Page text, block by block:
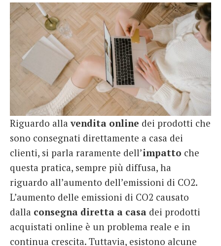
Riguardo allavendita online dei prodotti che
sono consegnati direttamente a casa dei
clienti, si parla raramente dell’impatto che
questa pratica, sempre più diffusa, ha
riguardo all’aumento dell’emissioni di CO2.
L’aumento delle emissioni di CO2 causato
dalla consegna diretta a casa dei prodotti
acquistati online è un problema reale e in
continua crescita. Tuttavia, esistono alcune